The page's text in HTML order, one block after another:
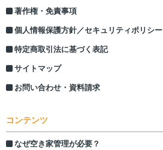
著作権・免責事項
個人情報保護方針／セキュリティポリシー
特定商取引法に基づく表記
サイトマップ
お問い合わせ・資料請求
コンテンツ
なぜ空き家管理が必要？